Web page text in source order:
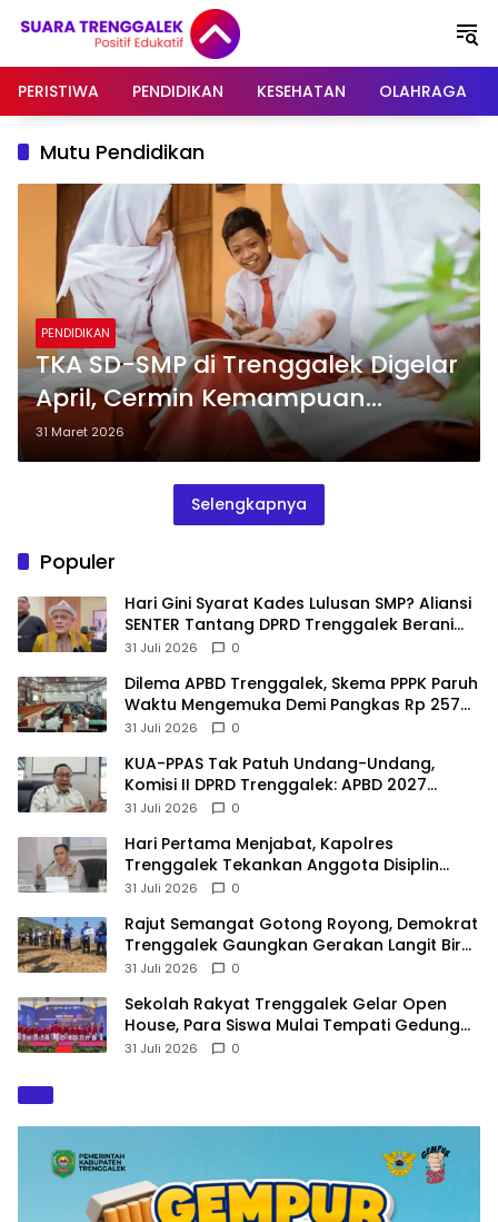
PERISTIWA
PENDIDIKAN KESEHATAN OLAHRAGA
Mutu Pendidikan
PENDIDIKAN
TKA SD-SMP di Trenggalek Digelar
April, Cermin Kemampuan
Akademik dan Mutu Pendidikan
31 Maret 2026
Selengkapnya
Populer
Hari Gini Syarat Kades Lulusan SMP? Aliansi
SENTER Tantang DPRD Trenggalek Berani
Gunakan Open Legal Policy!
31 Juli 2026 0
Dilema APBD Trenggalek, Skema PPPK Paruh
Waktu Mengemuka Demi Pangkas Rp 257
Miliar
31 Juli 2026 0
KUA-PPAS Tak Patuh Undang-Undang,
Komisi II DPRD Trenggalek: APBD 2027
Terancam Sanksi
31 Juli 2026 0
Hari Pertama Menjabat, Kapolres
Trenggalek Tekankan Anggota Disiplin
Hindari Pelanggaran
31 Juli 2026 0
​Rajut Semangat Gotong Royong, Demokrat
Trenggalek Gaungkan Gerakan Langit Biru
di Pantai Konang
31 Juli 2026 0
Sekolah Rakyat Trenggalek Gelar Open
House, Para Siswa Mulai Tempati Gedung
Baru
31 Juli 2026 0